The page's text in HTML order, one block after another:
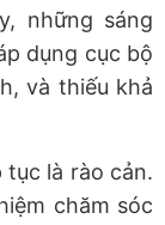
những sáng
dụng cục bộ
và thiếu khả
tục là rào cản.
chăm sóc